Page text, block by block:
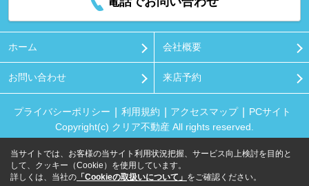
ホーム 会社概要
お問い合わせ 来店予約
プライバシーポリシー 利用規約 アクセスマップ
PCサイト
Copyright(c) クリア不動産 All rights reserved.
当サイトでは、お客様の当サイト利用状況把握、サービス向上検討を目的と
して、クッキー（Cookie）を使用しています。
詳しくは、当社の 「Cookieの取扱いについて」 をご確認ください。